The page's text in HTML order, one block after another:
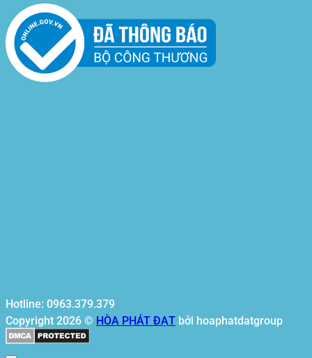
Hotline: 0963.379.379
Copyright 2026 © HÒA PHÁT ĐẠT bởi hoaphatdatgroup